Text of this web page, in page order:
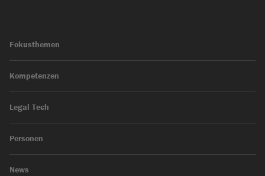
Fokusthemen
Kompetenzen
Legal Tech
Personen
News